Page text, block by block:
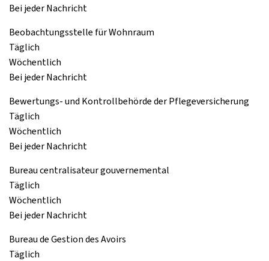
Bei jeder Nachricht
Beobachtungsstelle für Wohnraum
Täglich
Wöchentlich
Bei jeder Nachricht
Bewertungs- und Kontrollbehörde der Pflegeversicherung
Täglich
Wöchentlich
Bei jeder Nachricht
Bureau centralisateur gouvernemental
Täglich
Wöchentlich
Bei jeder Nachricht
Bureau de Gestion des Avoirs
Täglich